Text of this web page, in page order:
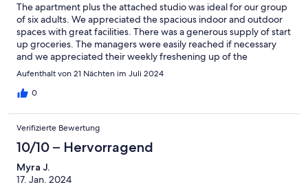
The apartment plus the attached studio was ideal for our group
of six adults. We appreciated the spacious indoor and outdoor
spaces with great facilities. There was a generous supply of start
up groceries. The managers were easily reached if necessary
and we appreciated their weekly freshening up of the
apartment. The location is excellent. It is an easy walk to the
three week stay immensely.
Aufenthalt von 21 Nächten im Juli 2024
0
Verifizierte Bewertung
10/10 – Hervorragend
Myra J.
17. Jan. 2024